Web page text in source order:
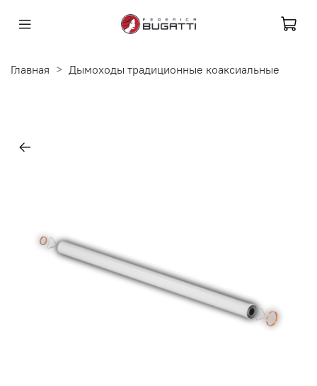
Главная Дымоходы традиционные коаксиальные